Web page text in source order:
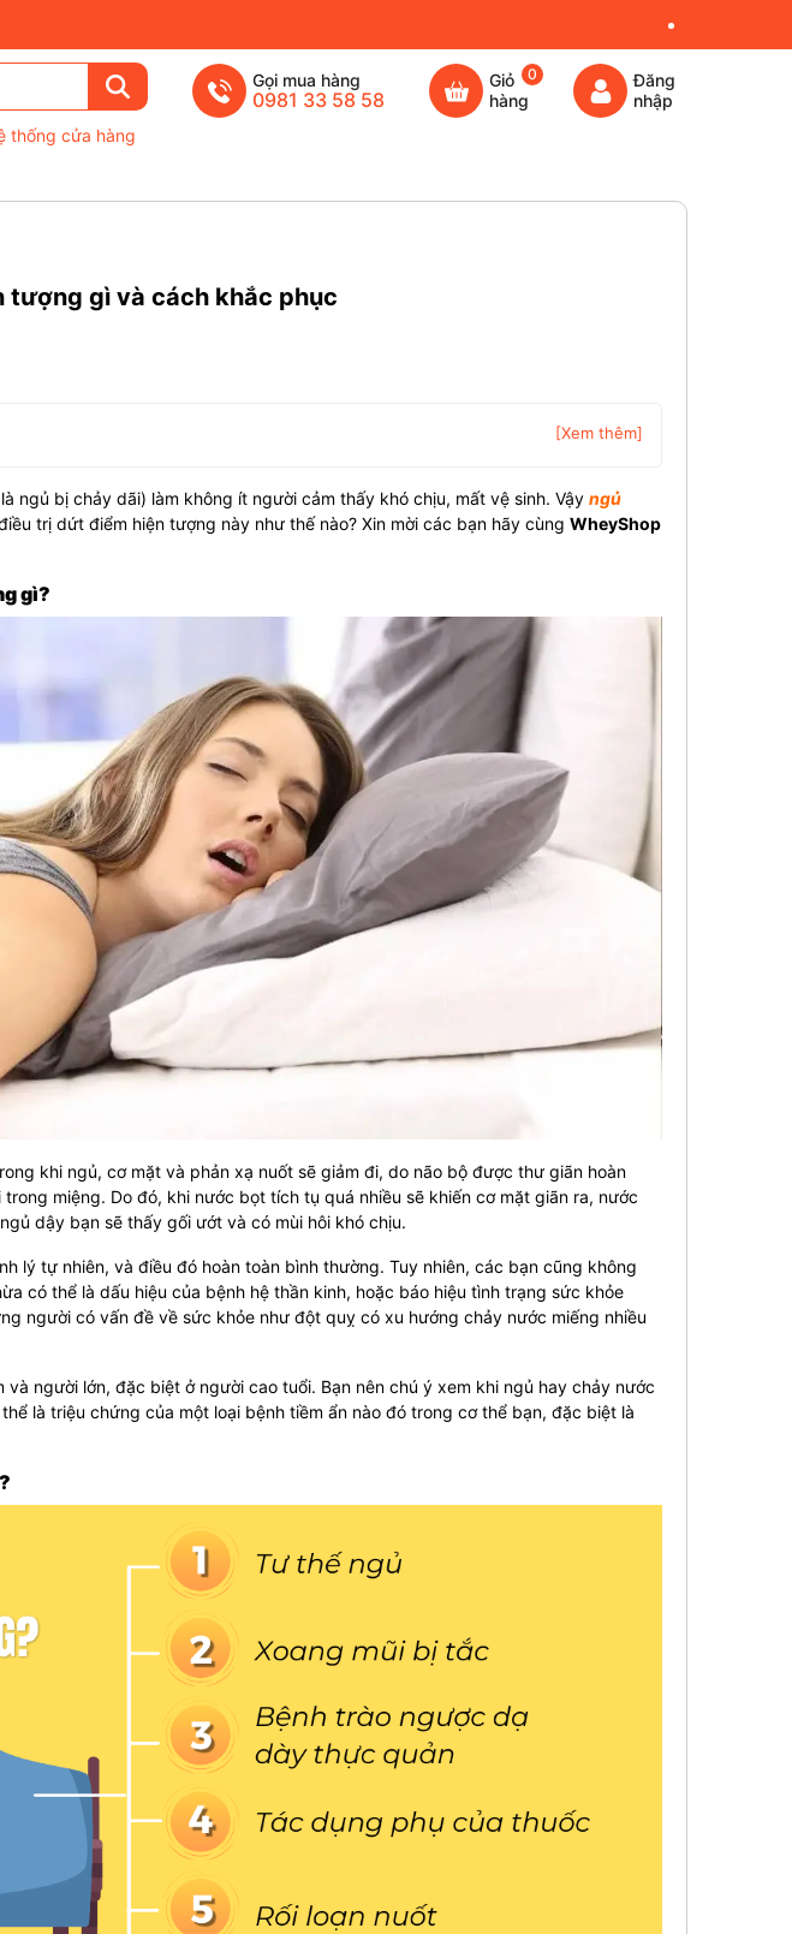
thống cửa hàng
Gọi mua hàng
0981 33 58 58
Giỏ
hàng
0
Đăng
nhập
tượng gì và cách khắc phục
[Xem thêm]
ngủ bị chảy dãi) làm không ít người cảm thấy khó chịu, mất vệ sinh. Vậy ngủ
trị dứt điểm hiện tượng này như thế nào? Xin mời các bạn hãy cùng WheyShop
gì?
khi ngủ, cơ mặt và phản xạ nuốt sẽ giảm đi, do não bộ được thư giãn hoàn
miệng. Do đó, khi nước bọt tích tụ quá nhiều sẽ khiến cơ mặt giãn ra, nước
dậy bạn sẽ thấy gối ướt và có mùi hôi khó chịu.
lý tự nhiên, và điều đó hoàn toàn bình thường. Tuy nhiên, các bạn cũng không
có thể là dấu hiệu của bệnh hệ thần kinh, hoặc báo hiệu tình trạng sức khỏe
người có vấn đề về sức khỏe như đột quỵ có xu hướng chảy nước miếng nhiều
người lớn, đặc biệt ở người cao tuổi. Bạn nên chú ý xem khi ngủ hay chảy nước
là triệu chứng của một loại bệnh tiềm ẩn nào đó trong cơ thể bạn, đặc biệt là